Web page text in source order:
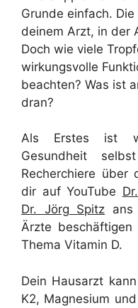
Grunde einfach.
deinem Arzt, in der
Doch wie viele
wirkungsvolle
beachten? Was ist
dran?
Als Erstes ist
Gesundheit
Recherchiere über
dir auf YouTube
Dr. Jörg Spitz ans
Ärzte
Thema Vitamin D.
Dein Hausarzt
K2, Magnesium